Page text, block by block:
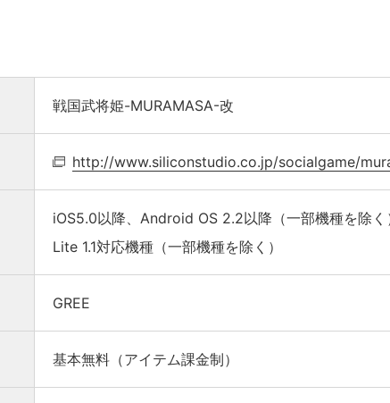
戦国武将姫-MURAMASA-改
http://www.siliconstudio.co.jp/socialgame/
iOS5.0以降、Android OS 2.2以降（一部機種を除
Lite 1.1対応機種（一部機種を除く）
GREE
基本無料（アイテム課金制）